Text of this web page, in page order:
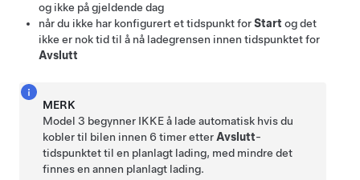
og ikke på gjeldende dag
når du ikke har konfigurert et tidspunkt forStart og det
ikke er nok tid til å nå ladegrensen innen tidspunktet for
Avslutt
MERK
Model 3 begynner IKKE å lade automatisk hvis du
kobler til bilen innen 6 timer etter Avslutt-
tidspunktet til en planlagt lading, med mindre det
finnes en annen planlagt lading.